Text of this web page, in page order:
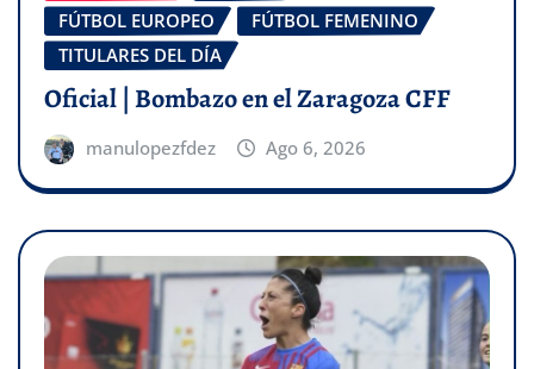
FÚTBOL EUROPEO
FÚTBOL FEMENINO
TITULARES DEL DÍA
Oficial | Bombazo en el Zaragoza CFF
manulopezfdez Ago 6, 2026